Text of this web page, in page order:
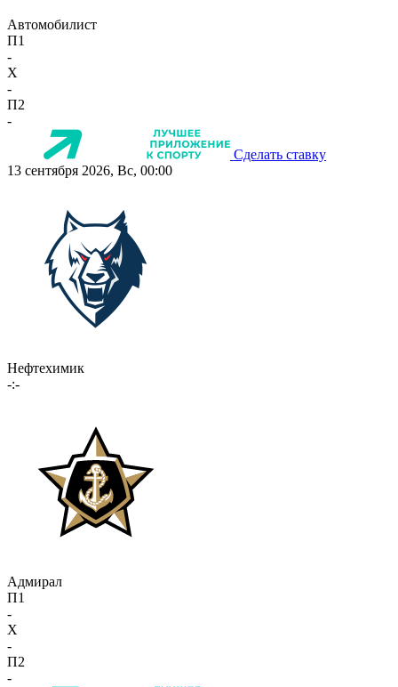
Автомобилист
П1
-
X
-
П2
-
Сделать ставку
13 сентября 2026, Вс, 00:00
Нефтехимик
-:-
Адмирал
П1
-
X
-
П2
-